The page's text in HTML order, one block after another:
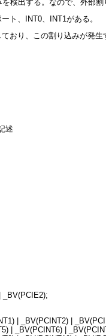
検出する。なので、外部割
ト、INT0、INT1がある。
おり、この割り込みが発生
述
| _BV(PCINT2) |
|